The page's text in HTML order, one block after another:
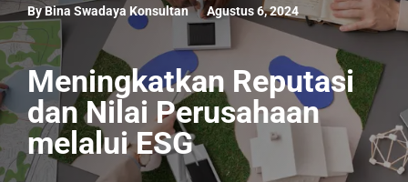
By Bina Swadaya Konsultan Agustus 6, 2024
Meningkatkan Reputasi
dan Nilai Perusahaan
melalui ESG